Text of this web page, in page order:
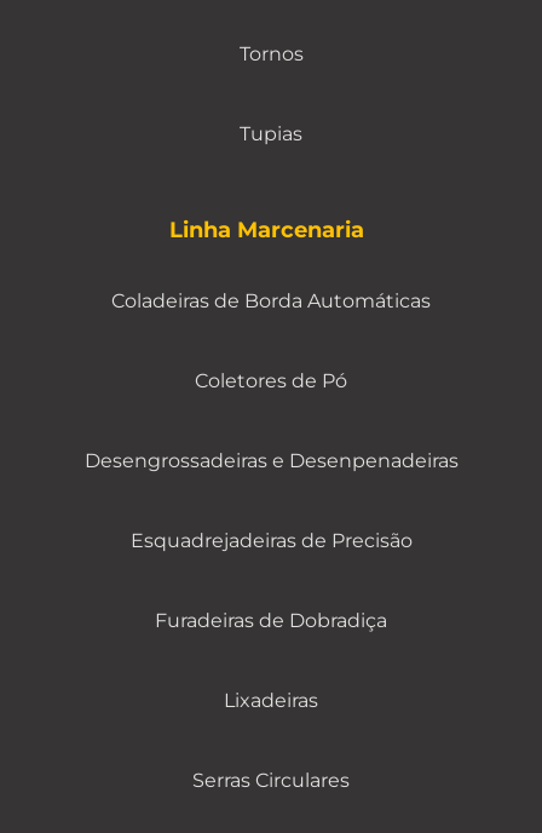
Tornos
Tupias
Linha Marcenaria
Coladeiras de Borda Automáticas
Coletores de Pó
Desengrossadeiras e Desenpenadeiras
Esquadrejadeiras de Precisão
Furadeiras de Dobradiça
Lixadeiras
Serras Circulares